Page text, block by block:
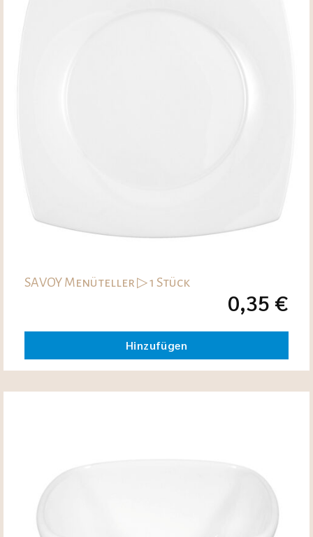
SAVOY Menüteller ▷ 1 Stück
0,35 €
Hinzufügen